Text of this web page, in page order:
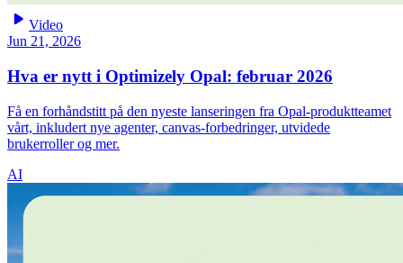
play_arrow Video
Jun 21, 2026
Hva er nytt i Optimizely Opal: februar 2026
Få en forhåndstitt på den nyeste lanseringen fra Opal-produktteamet
vårt, inkludert nye agenter, canvas-forbedringer, utvidede
brukerroller og mer.
AI